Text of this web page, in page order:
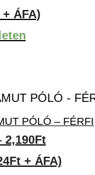
+ ÁFA)
PÓLÓ – FÉRFI
2,190Ft
1,690Ft
+ ÁFA)